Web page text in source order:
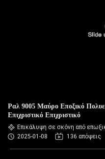
Ραλ 9005 Μαύρο Εποξικό
Επιχριστικό Επιχριστικό
Επικάλυψη σε σκόνη από
2025-01-08
136 απόψεις